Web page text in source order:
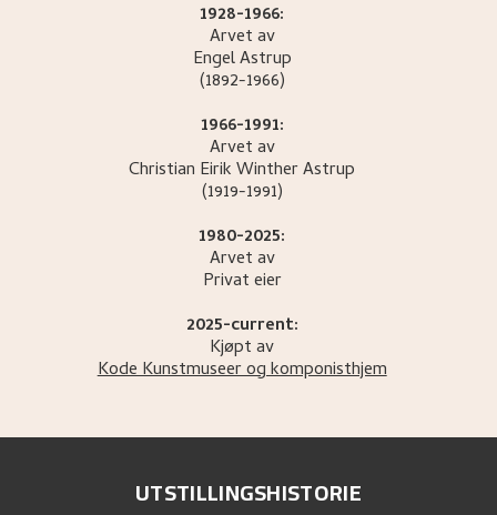
1928-1966:
Arvet av
EngelAstrup
(1892-1966)
1966-1991:
Arvet av
Christian Eirik WintherAstrup
(1919-1991)
1980-2025:
Arvet av
Privat eier
2025-current:
Kjøpt av
Kode Kunstmuseer og komponisthjem
UTSTILLINGSHISTORIE